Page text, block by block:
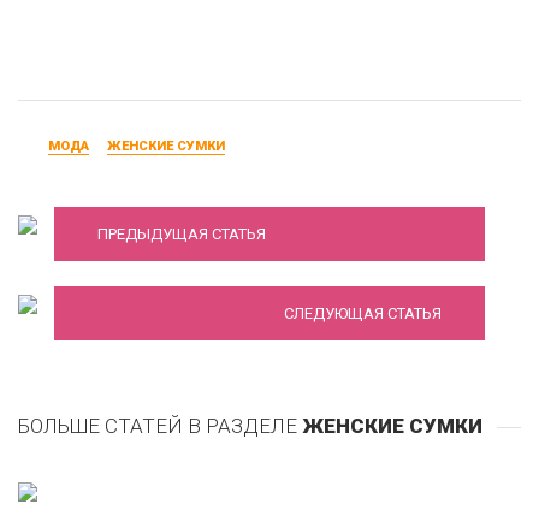
МОДА ЖЕНСКИЕ СУМКИ
ПРЕДЫДУЩАЯ СТАТЬЯ
Модные женские сумки 2019
СЛЕДУЮЩАЯ СТАТЬЯ
БОЛЬШЕ СТАТЕЙ В РАЗДЕЛЕ ЖЕНСКИЕ СУМКИ